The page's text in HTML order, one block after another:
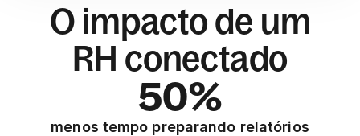
O impacto de um
RH conectado
50%
menos tempo preparando relatórios